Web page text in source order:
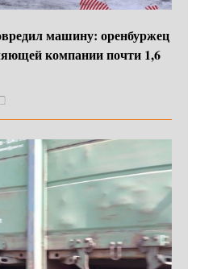
машину: оренбуржец
компании почти 1,6